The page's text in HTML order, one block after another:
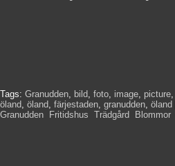
Tags: Granudden, bild, foto, image, picture,
öland, öland, färjestaden, granudden, öland
Granudden
Fritidshus Trädgård Blommor,